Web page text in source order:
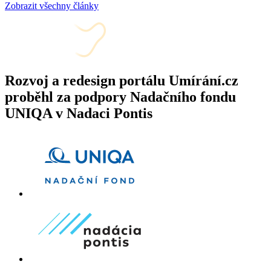
Zobrazit všechny články
Rozvoj a redesign portálu Umírání.cz
proběhl za podpory Nadačního fondu
UNIQA v Nadaci Pontis